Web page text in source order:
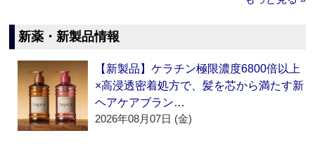
新薬・新製品情報
【新製品】ケラチン極限濃度6800倍以上
×高浸透密着処方で、髪を芯から満たす新
ヘアケアブラン…
2026年08月07日 (金)